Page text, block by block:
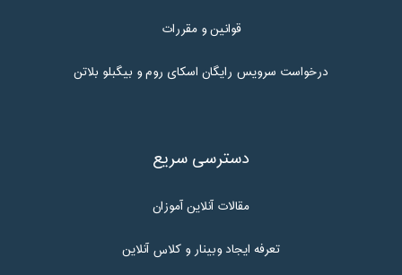
قوانین و مقررات
درخواست سرویس رایگان اسکای روم و بیگبلو بلاتن
دسترسی سریع
مقالات آنلاین آموزان
تعرفه ایجاد وبینار و کلاس آنلاین